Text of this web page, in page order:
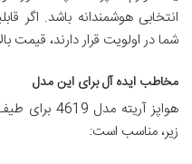
انتخابی هوشمندانه باشد. اگر
شما در اولویت قرار دارند، قیمت
مخاطب ایده آل برای این مدل
هواپز آریته
زیر، مناسب است: